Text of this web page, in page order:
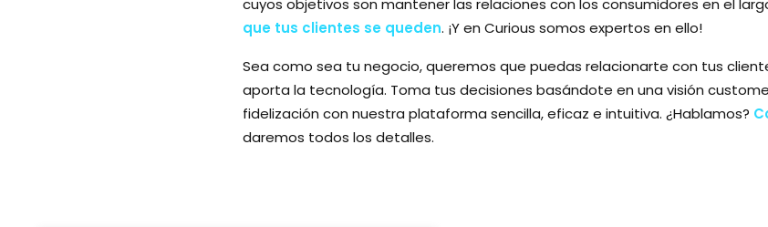
cuyos objetivos son mantener las relaciones con los consumidores en el
que tus clientes se queden. ¡Y en Curious somos expertos en ello!
Sea como sea tu negocio, queremos que puedas relacionarte con tus
aporta la tecnología. Toma tus decisiones basándote en una visión
fidelización con nuestra plataforma sencilla, eficaz e intuitiva. ¿Hablamos?
daremos todos los detalles.